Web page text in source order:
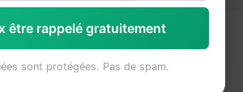
parler de banque et
?
être rappelé gratuitement
sont protégées. Pas de spam.